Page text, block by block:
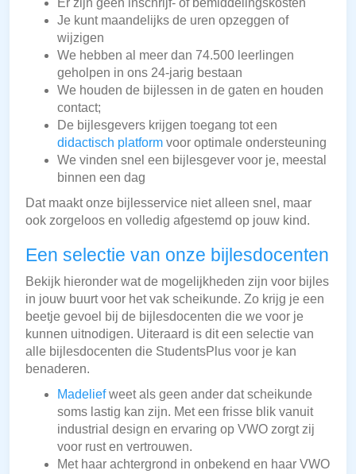
Er zijn geen inschrijf- of bemiddelingskosten
Je kunt maandelijks de uren opzeggen of
wijzigen
We hebben al meer dan 74.500 leerlingen
geholpen in ons 24-jarig bestaan
We houden de bijlessen in de gaten en houden
contact;
De bijlesgevers krijgen toegang tot een
didactisch platform voor optimale ondersteuning
We vinden snel een bijlesgever voor je, meestal
binnen een dag
Dat maakt onze bijlesservice niet alleen snel, maar
ook zorgeloos en volledig afgestemd op jouw kind.
Een selectie van onze bijlesdocenten
Bekijk hieronder wat de mogelijkheden zijn voor bijles
in jouw buurt voor het vak scheikunde. Zo krijg je een
beetje gevoel bij de bijlesdocenten die we voor je
kunnen uitnodigen. Uiteraard is dit een selectie van
alle bijlesdocenten die StudentsPlus voor je kan
benaderen.
Madeliefweet als geen ander dat scheikunde
soms lastig kan zijn. Met een frisse blik vanuit
industrial design en ervaring op VWO zorgt zij
voor rust en vertrouwen.
Met haar achtergrond in onbekend en haar VWO